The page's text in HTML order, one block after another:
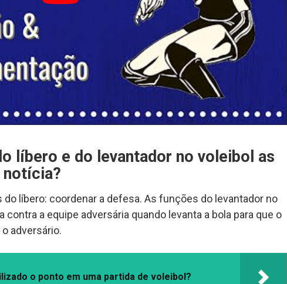
líbero e do levantador no voleibol as
notícia?
líbero: coordenar a defesa. As funções do levantador no
a equipe adversária quando levanta a bola para que o
adversário.
o ponto em uma partida de voleibol?